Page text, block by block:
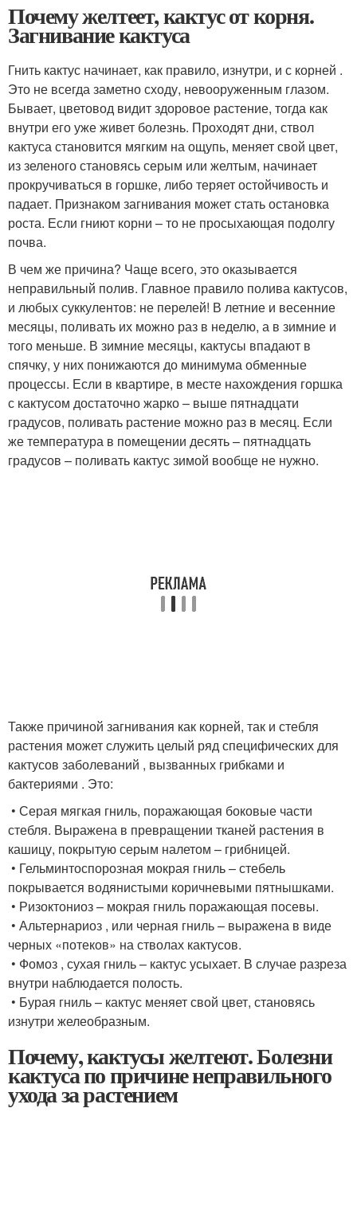
Почему желтеет, кактус от корня.
Загнивание кактуса
Гнить кактус начинает, как правило, изнутри, и с корней .
Это не всегда заметно сходу, невооруженным глазом.
Бывает, цветовод видит здоровое растение, тогда как
внутри его уже живет болезнь. Проходят дни, ствол
кактуса становится мягким на ощупь, меняет свой цвет,
из зеленого становясь серым или желтым, начинает
прокручиваться в горшке, либо теряет остойчивость и
падает. Признаком загнивания может стать остановка
роста. Если гниют корни – то не просыхающая подолгу
почва.
В чем же причина? Чаще всего, это оказывается
неправильный полив. Главное правило полива кактусов,
и любых суккулентов: не перелей! В летние и весенние
месяцы, поливать их можно раз в неделю, а в зимние и
того меньше. В зимние месяцы, кактусы впадают в
спячку, у них понижаются до минимума обменные
процессы. Если в квартире, в месте нахождения горшка
с кактусом достаточно жарко – выше пятнадцати
градусов, поливать растение можно раз в месяц. Если
же температура в помещении десять – пятнадцать
градусов – поливать кактус зимой вообще не нужно.
Также причиной загнивания как корней, так и стебля
растения может служить целый ряд специфических для
кактусов заболеваний , вызванных грибками и
бактериями . Это:
• Серая мягкая гниль, поражающая боковые части
стебля. Выражена в превращении тканей растения в
кашицу, покрытую серым налетом – грибницей.
• Гельминтоспорозная мокрая гниль – стебель
покрывается водянистыми коричневыми пятнышками.
• Ризоктониоз – мокрая гниль поражающая посевы.
• Альтернариоз , или черная гниль – выражена в виде
черных «потеков» на стволах кактусов.
• Фомоз , сухая гниль – кактус усыхает. В случае разреза
внутри наблюдается полость.
• Бурая гниль – кактус меняет свой цвет, становясь
изнутри желеобразным.
Почему, кактусы желтеют. Болезни
кактуса по причине неправильного
ухода за растением